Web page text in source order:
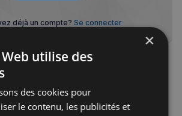
déjà un compte? Se connecter
Publicité
×
Web utilise des
des cookies pour
le contenu, les publicités et